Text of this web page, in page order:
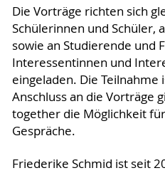
Die Vorträge richten sich
Schülerinnen und Schüler,
sowie an Studierende und
Interessentinnen und
eingeladen. Die
Anschluss an die Vorträge
together die Möglichkeit
Gespräche.
Friederike Schmid ist seit